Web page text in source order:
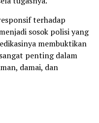
terhadap
sosok polisi yang
membuktikan
penting dalam
damai, dan